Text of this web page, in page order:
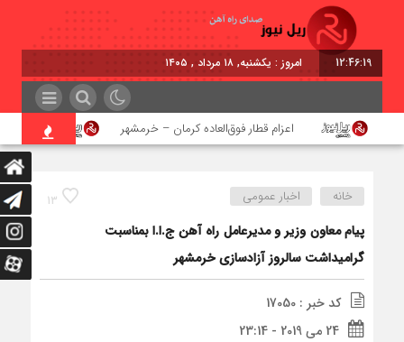
12:46:19 امروز : یکشنبه, ۱۸ مرداد , ۱۴۰۵
اعزام قطار فوق‌العاده کرمان – خرمشهر
13 خانه اخبار عمومی
پیام معاون وزیر و مدیرعامل راه آهن ج.ا.ا بمناسبت
گرامیداشت سالروز آزادسازی خرمشهر
کد خبر : 17050
24 می 2019 - 23:14